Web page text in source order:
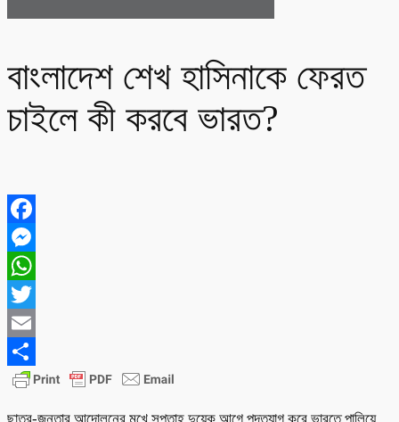
বাংলাদেশ শেখ হাসিনাকে ফেরত
চাইলে কী করবে ভারত?
Facebook
Messenger
WhatsApp
Twitter
Email
Share
ছাত্র-জনতার আন্দোলনের মুখে সপ্তাহ দুয়েক আগে পদত্যাগ করে ভারতে পালিয়ে